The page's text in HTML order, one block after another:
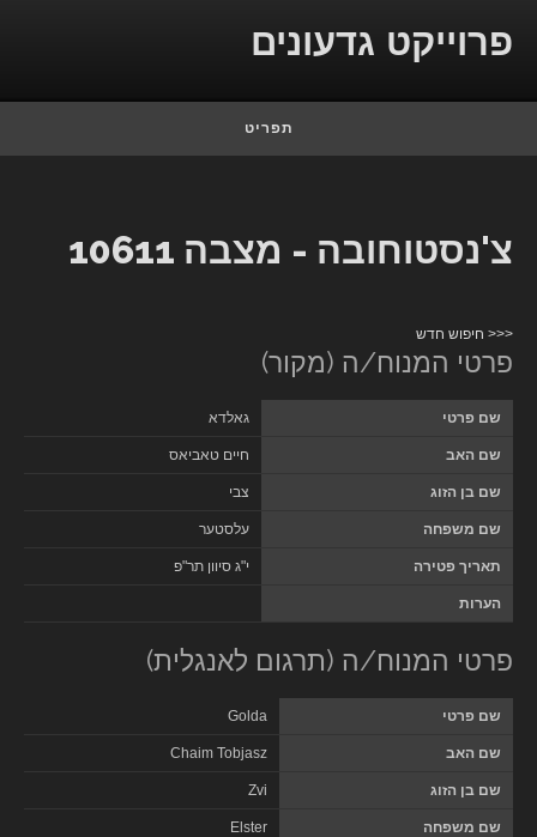
פרוייקט גדעונים
תפריט
צ'נסטוחובה - מצבה 10611
<<< חיפוש חדש
פרטי המנוח/ה (מקור)
שם פרטי גאלדא
שם האב חיים טאביאס
שם בן הזוג צבי
שם משפחה עלסטער
תאריך פטירה י"ג סיוון תר"פ
הערות
פרטי המנוח/ה (תרגום לאנגלית)
שם פרטי Golda
שם האב Chaim Tobjasz
שם בן הזוג Zvi
שם משפחה Elster